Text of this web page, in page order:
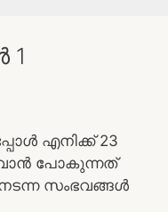
1
എനിക്ക് 23
പോകുന്നത്
സംഭവങ്ങൾ